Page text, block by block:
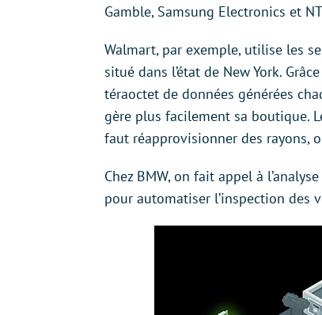
Gamble, Samsung Electronics et
Walmart, par exemple, utilise les
situé dans l’état de New York.
téraoctet de données générées
gère plus facilement sa boutique.
faut réapprovisionner des rayons,
Chez BMW, on fait appel à
pour automatiser l’inspection des